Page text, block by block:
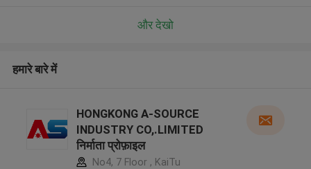
और देखो
हमारे बारे में
HONGKONG A-SOURCE
INDUSTRY CO,.LIMITED
निर्माता प्रोफ़ाइल
No4, 7 Floor , KaiTu